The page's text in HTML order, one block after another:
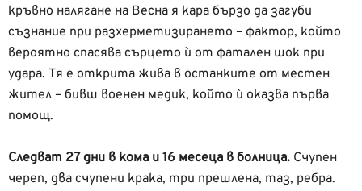
кръвно налягане на Весна я кара бързо да загуби
съзнание при разхерметизирането – фактор, който
вероятно спасява сърцето ѝ от фатален шок при
удара. Тя е открита жива в останките от местен
жител – бивш военен медик, който ѝ оказва първа
помощ.
Следват 27 дни в кома и 16 месеца в болница. Счупен
череп, два счупени крака, три прешлена, таз, ребра.